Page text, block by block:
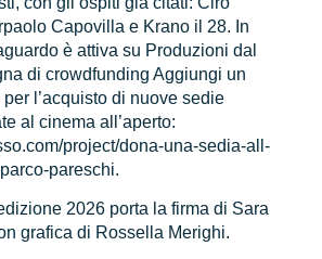
Capovilla e Krano il 28. In
è attiva su Produzioni dal
di crowdfunding Aggiungi un
l’acquisto di nuove sedie
al cinema all’aperto:
project/dona-una-sedia-all-
pareschi.
2026 porta la firma di Sara
grafica di Rossella Merighi.